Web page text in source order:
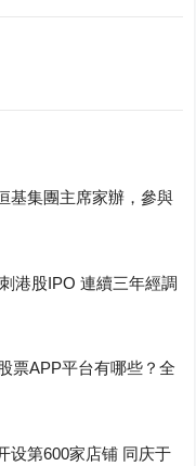
基集團主席家辦，參與
港股IPO 連續三年經調
票APP平台有哪些？全
设第600家店铺 同庆于